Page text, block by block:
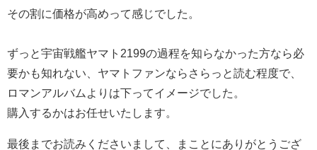
その割に価格が高めって感じでした。
ずっと宇宙戦艦ヤマト2199の過程を知らなかった方なら必
要かも知れない、ヤマトファンならさらっと読む程度で、
ロマンアルバムよりは下ってイメージでした。
購入するかはお任せいたします。
最後までお読みくださいまして、まことにありがとうござ